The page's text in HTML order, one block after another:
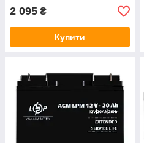
2 095 ₴
Купити